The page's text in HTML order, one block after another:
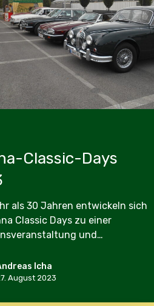
Classic-Days
als 30 Jahren entwickeln sich
Classic Days zu einer
und…
Icha
August 2023